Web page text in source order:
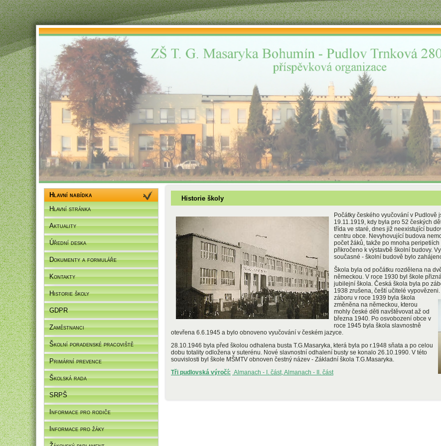
Hlavní nabídka
Hlavní stránka
Aktuality
Úřední deska
Dokumenty a formuláře
Kontakty
Historie školy
GDPR
Zaměstnanci
Školní poradenské pracoviště
Primární prevence
Školská rada
SRPŠ
Informace pro rodiče
Informace pro žáky
Historie školy
Počátky českého vyučování v Pudlově
19.11.1919, kdy byla pro 52 českých
třída ve staré, dnes již neexistující
centru obce. Nevyhovující budova
počet žáků, takže po mnoha
přikročeno k výstavbě školní budovy.
současné - školní budově bylo
Škola byla od počátku rozdělena na
německou. V roce 1930 byl škole
jubilejní škola. Česká škola byla po
1938 zrušena, čeští učitelé vypovězeni.
záboru v roce 1939 byla škola
změněna na německou, kterou
mohly české děti navštěvovat až od
března 1940. Po osvobození obce v
roce 1945 byla škola slavnostně
otevřena 6.6.1945 a bylo obnoveno vyučování v českém jazyce.
28.10.1946 byla před školou odhalena busta T.G.Masaryka, která byla po r.1948 sňata a po celou
dobu totality odložena v suterénu. Nové slavnostní odhalení busty se konalo 26.10.1990. V této
souvislosti byl škole MŠMTV obnoven čestný název - Základní škola T.G.Masaryka.
Tři pudlovská výročí: Almanach - I. část,Almanach - II. část